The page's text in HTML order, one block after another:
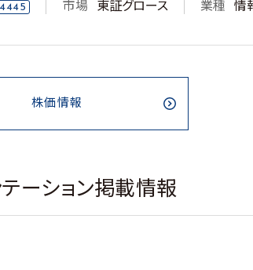
4445 市場 東証グロース 業種 情
株価情報
ーション掲載情報